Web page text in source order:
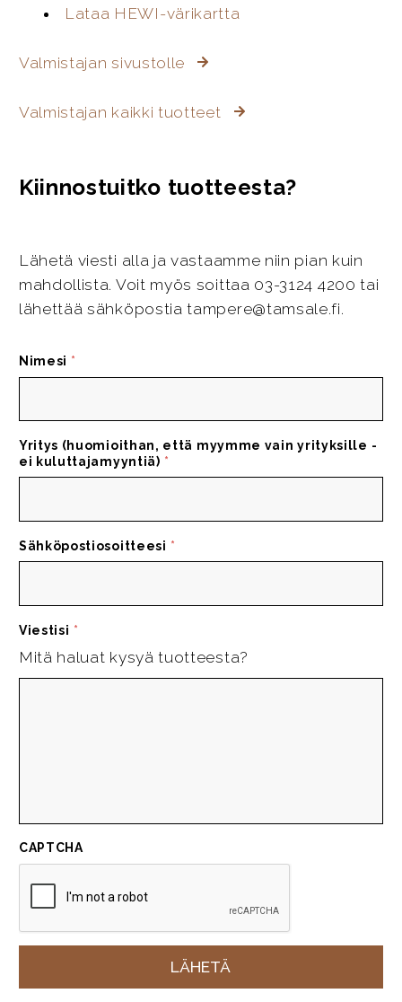
Lataa HEWI-värikartta
Valmistajan sivustolle
Valmistajan kaikki tuotteet
Kiinnostuitko tuotteesta?
Lähetä viesti alla ja vastaamme niin pian kuin
mahdollista. Voit myös soittaa 03-3124 4200 tai
lähettää sähköpostia tampere@tamsale.fi.
Nimesi *
Yritys (huomioithan, että myymme vain yrityksille -
ei kuluttajamyyntiä) *
Sähköpostiosoitteesi *
Viestisi *
Mitä haluat kysyä tuotteesta?
CAPTCHA